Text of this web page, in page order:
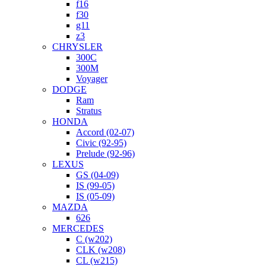
f16
f30
g11
z3
CHRYSLER
300C
300M
Voyager
DODGE
Ram
Stratus
HONDA
Accord (02-07)
Civic (92-95)
Prelude (92-96)
LEXUS
GS (04-09)
IS (99-05)
IS (05-09)
MAZDA
626
MERCEDES
C (w202)
CLK (w208)
CL (w215)